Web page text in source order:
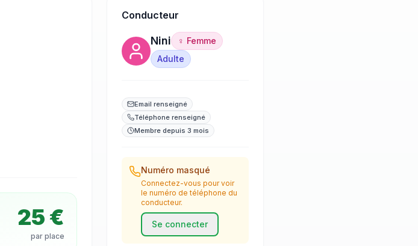
25 €
par place
Conducteur
Nini
♀ Femme
Adulte
Email renseigné
Téléphone renseigné
Membre depuis 3 mois
Numéro masqué
Connectez-vous pour voir
le numéro de téléphone du
conducteur.
Se connecter